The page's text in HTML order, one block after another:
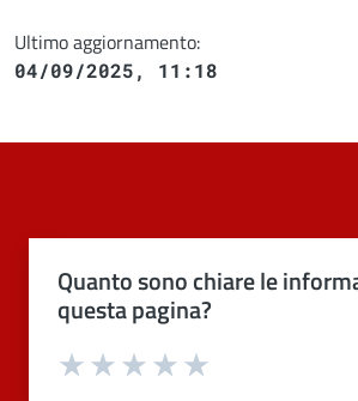
Ultimo aggiornamento:
04/09/2025, 11:18
Quanto sono chiare le
questa pagina?
Valuta 4 stelle su 5
Valuta 3 stelle su 5
Valuta 2 stelle su 5
Valuta 1 stelle su 5